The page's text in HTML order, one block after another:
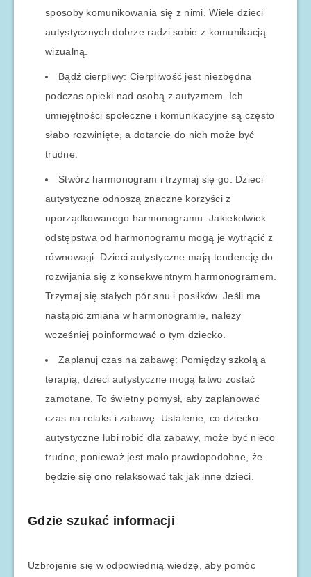
sposoby komunikowania się z nimi. Wiele dzieci
autystycznych dobrze radzi sobie z komunikacją
wizualną.
Bądź cierpliwy: Cierpliwość jest niezbędna
podczas opieki nad osobą z autyzmem. Ich
umiejętności społeczne i komunikacyjne są często
słabo rozwinięte, a dotarcie do nich może być
trudne.
Stwórz harmonogram i trzymaj się go: Dzieci
autystyczne odnoszą znaczne korzyści z
uporządkowanego harmonogramu. Jakiekolwiek
odstępstwa od harmonogramu mogą je wytrącić z
równowagi. Dzieci autystyczne mają tendencję do
rozwijania się z konsekwentnym harmonogramem.
Trzymaj się stałych pór snu i posiłków. Jeśli ma
nastąpić zmiana w harmonogramie, należy
wcześniej poinformować o tym dziecko.
Zaplanuj czas na zabawę: Pomiędzy szkołą a
terapią, dzieci autystyczne mogą łatwo zostać
zamotane. To świetny pomysł, aby zaplanować
czas na relaks i zabawę. Ustalenie, co dziecko
autystyczne lubi robić dla zabawy, może być nieco
trudne, ponieważ jest mało prawdopodobne, że
będzie się ono relaksować tak jak inne dzieci.
Gdzie szukać informacji
Uzbrojenie się w odpowiednią wiedzę, aby pomóc